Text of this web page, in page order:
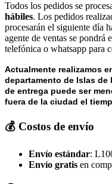
Todos los pedidos se
hábiles. Los pedidos
procesarán el siguiente día
agente de ventas se pondrá
telefónica o whatsapp para
Actualmente realizamos
departamento de Islas de
de entrega puede ser
fuera de la ciudad el
💰 Costos de envío
Envío estándar:
Envío gratis en